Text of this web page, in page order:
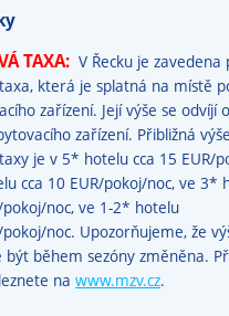
TAXA: V Řecku je zavedena
která je splatná na místě
zařízení. Její výše se odvíjí
zařízení. Přibližná
je v 5* hotelu cca 15 EUR/
cca 10 EUR/pokoj/noc, ve 3*
pokoj/noc, ve 1-2* hotelu
pokoj/noc. Upozorňujeme, že
být během sezóny změněna.
na www.mzv.cz.